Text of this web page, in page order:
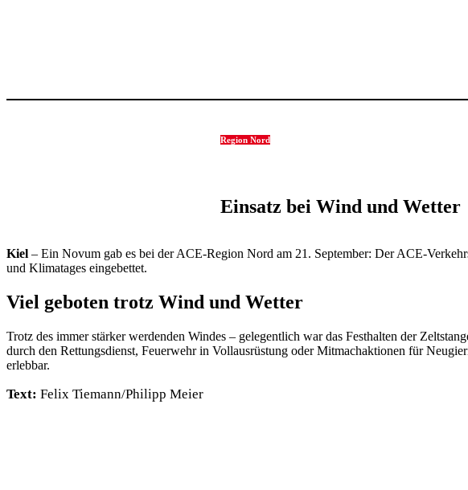
Region Nord
Einsatz bei Wind und Wetter
Kiel – Ein Novum gab es bei der ACE-Region Nord am 21. September: Der ACE-
und Klima­tages einge­bettet.
Viel geboten trotz Wind und Wetter
Trotz des immer stärker werdenden Windes – gele­gent­lich war das Fest­halten der
durch den Rettungs­dienst, Feuer­wehr in Voll­aus­rüs­tung oder Mitmach­ak­tionen für
erlebbar.
Text: Felix Tiemann/Philipp Meier